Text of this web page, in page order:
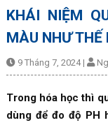
KHÁI NIỆM
MÀU NHƯ THẾ
9 Tháng 7, 2024 |
Trong hóa học thì
dùng để đo độ PH